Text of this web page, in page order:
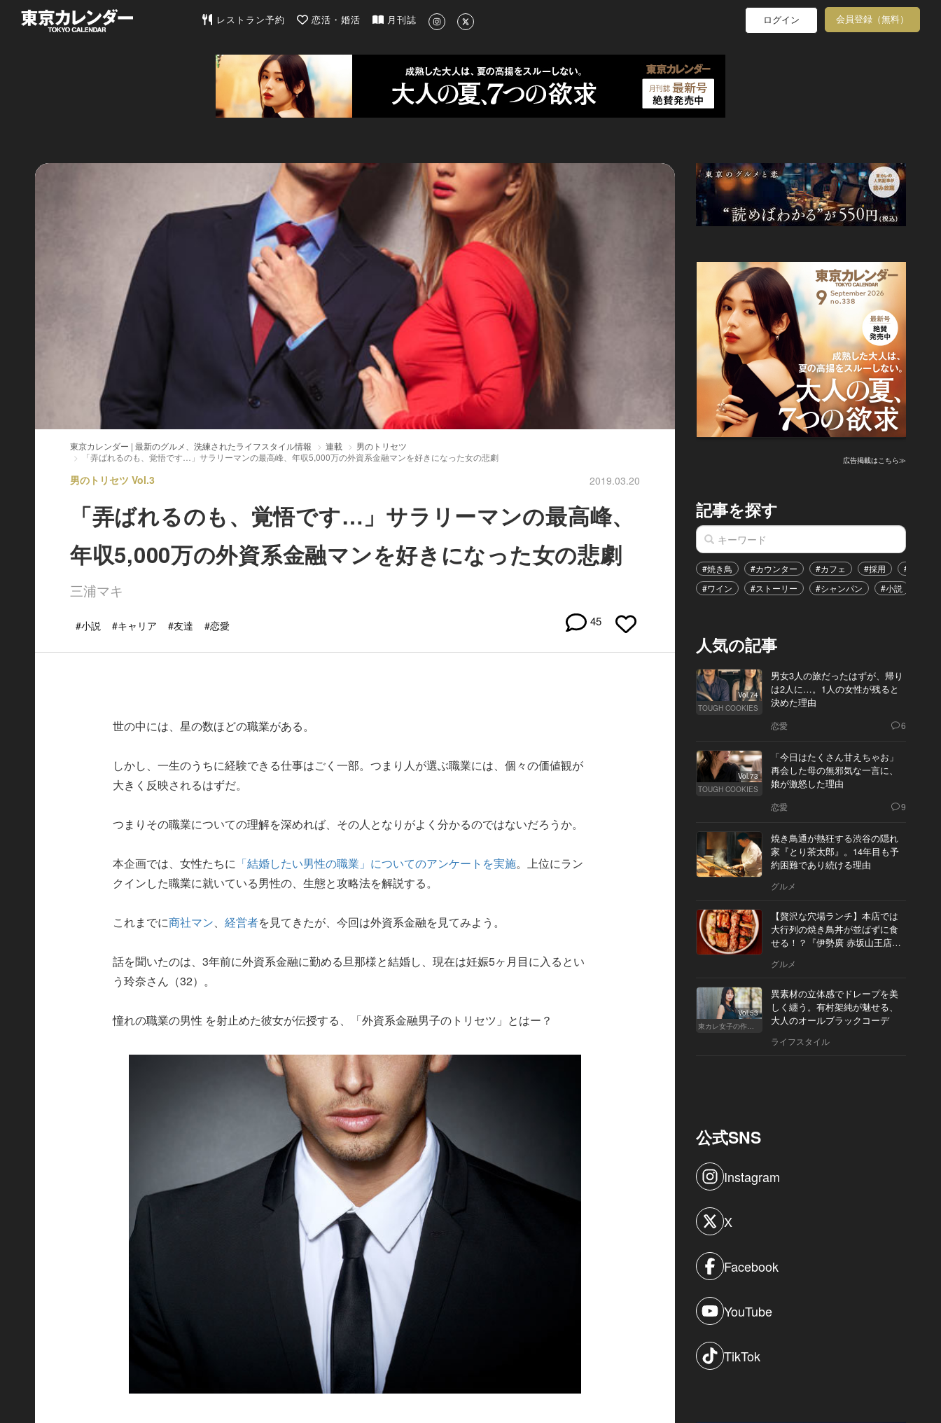
東京カレンダー | 最新のグルメ、洗練されたライフスタイル情報
レストラン予約 恋活・婚活 月刊誌 ログイン 会員登録（無料）
東京カレンダー | 最新のグルメ、洗練されたライフスタイル情報 連載
男のトリセツ
「弄ばれるのも、覚悟です…」サラリーマンの最高峰、年収5,000万の外資系金融マンを好きになった女の悲劇
男のトリセツ Vol.3 2019.03.20
「弄ばれるのも、覚悟です…」サラリーマンの最高峰、
年収5,000万の外資系金融マンを好きになった女の悲劇
三浦マキ
#小説 #キャリア #友達 #恋愛 45
世の中には、星の数ほどの職業がある。
しかし、一生のうちに経験できる仕事はごく一部。つまり人が選ぶ職業には、個々の価値観が
大きく反映されるはずだ。
つまりその職業についての理解を深めれば、その人となりがよく分かるのではないだろうか。
本企画では、女性たちに 「結婚したい男性の職業」についてのアンケートを実施。上位にラン
クインした職業に就いている男性の、生態と攻略法を解説する。
これまでに商社マン、経営者を見てきたが、今回は外資系金融を見てみよう。
話を聞いたのは、3年前に外資系金融に勤める旦那様と結婚し、現在は妊娠5ヶ月目に入るとい
う玲奈さん（32）。
憧れの職業の男性 を射止めた彼女が伝授する、「外資系金融男子のトリセツ」とはー？
広告掲載はこちら≫
記事を探す
#焼き鳥 #カウンター #カフェ #採用
#恋愛
#ワイン
#ストーリー #シャンパン #小説
人気の記事
Vol.74
TOUGH COOKIES
男女3人の旅だったはずが、帰り
は2人に…。1人の女性が残ると
決めた理由
恋愛 6
Vol.73
TOUGH COOKIES
「今日はたくさん甘えちゃお」
再会した母の無邪気な一言に、
娘が激怒した理由
恋愛 9
焼き鳥通が熱狂する渋谷の隠れ
家『とり茶太郎』。14年目も予
約困難であり続ける理由
グルメ
【贅沢な穴場ランチ】本店では
大行列の焼き鳥丼が並ばずに食
せる！？『伊勢廣 赤坂山王店』
グルメ
Vol.53
東カレ女子の作り方
異素材の立体感でドレープを美
しく纏う。有村架純が魅せる、
大人のオールブラックコーデ
ライフスタイル
公式SNS
Instagram
X
Facebook
YouTube
TikTok